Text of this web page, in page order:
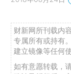
财新网所刊载内
专属所有或持有
建立镜像等任何使
如有意愿转载，